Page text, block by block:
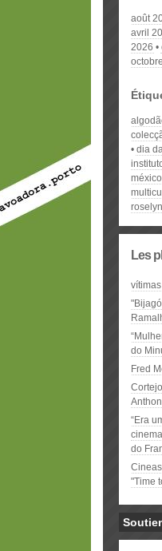
août
avril
2026
dia
méxico
Les
do
Fred
“Era
do
"Time